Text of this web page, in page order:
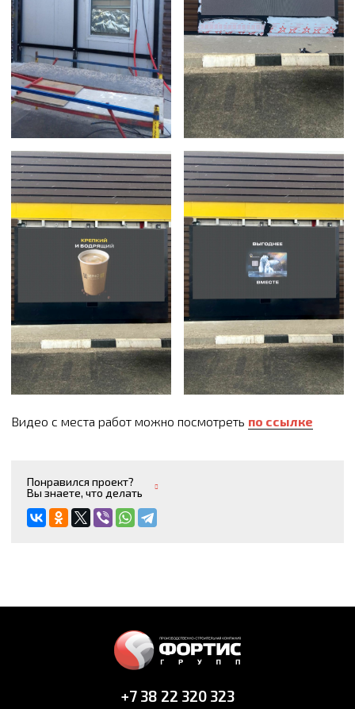
Видео с места работ можно посмотреть по ссылке
Понравился проект?
Вы знаете, что делать
+7 38 22 320 323